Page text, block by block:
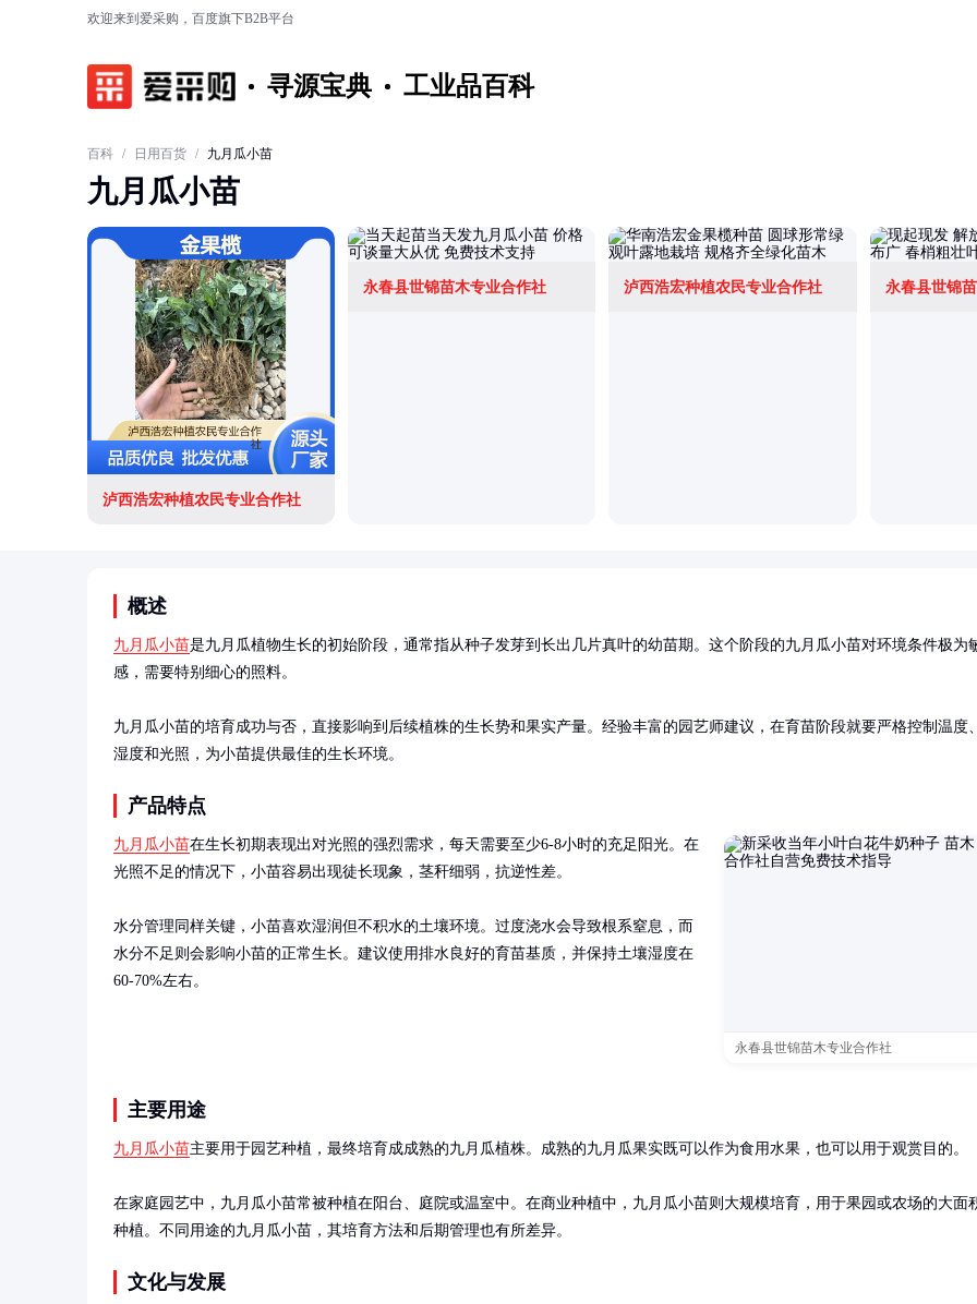
欢迎来到爱采购，百度旗下B2B平台
寻源宝典 工业品百科
百科 / 日用百货 / 九月瓜小苗
九月瓜小苗
泸西浩宏种植农民专业合作社
永春县世锦苗木专业合作社 泸西浩宏种植农民专业合作社 永春县世锦
概述
九月瓜小苗是九月瓜植物生长的初始阶段，通常指从种子发芽到长出几片真叶的幼苗期。这个阶段的九月瓜小苗对环境条件极为
感，需要特别细心的照料。
九月瓜小苗的培育成功与否，直接影响到后续植株的生长势和果实产量。经验丰富的园艺师建议，在育苗阶段就要严格控制温度
湿度和光照，为小苗提供最佳的生长环境。
产品特点
永春县世锦苗木专业合作社
九月瓜小苗在生长初期表现出对光照的强烈需求，每天需要至少6-8小时的充足阳光。在
光照不足的情况下，小苗容易出现徒长现象，茎秆细弱，抗逆性差。
水分管理同样关键，小苗喜欢湿润但不积水的土壤环境。过度浇水会导致根系窒息，而
水分不足则会影响小苗的正常生长。建议使用排水良好的育苗基质，并保持土壤湿度在
60-70%左右。
主要用途
九月瓜小苗主要用于园艺种植，最终培育成成熟的九月瓜植株。成熟的九月瓜果实既可以作为食用水果，也可以用于观赏目的。
在家庭园艺中，九月瓜小苗常被种植在阳台、庭院或温室中。在商业种植中，九月瓜小苗则大规模培育，用于果园或农场的大面
种植。不同用途的九月瓜小苗，其培育方法和后期管理也有所差异。
文化与发展